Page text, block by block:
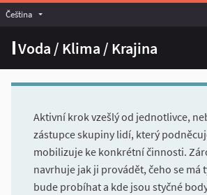
Voda / Klima / Krajina
Čeština Vyberte jazyk
Aktivní krok vzešlý od jednotlivce,
zástupce skupiny lidí, který
mobilizuje ke konkrétní činnosti.
navrhuje jak ji provádět, čeho se má
bude probíhat a kde jsou styčné